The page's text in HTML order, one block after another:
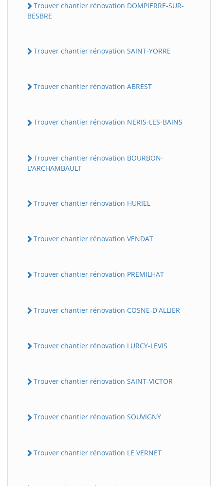
Trouver chantier rénovation DOMPIERRE-SUR-
BESBRE
Trouver chantier rénovation SAINT-YORRE
Trouver chantier rénovation ABREST
Trouver chantier rénovation NERIS-LES-BAINS
Trouver chantier rénovation BOURBON-
L'ARCHAMBAULT
Trouver chantier rénovation HURIEL
Trouver chantier rénovation VENDAT
Trouver chantier rénovation PREMILHAT
Trouver chantier rénovation COSNE-D'ALLIER
Trouver chantier rénovation LURCY-LEVIS
Trouver chantier rénovation SAINT-VICTOR
Trouver chantier rénovation SOUVIGNY
Trouver chantier rénovation LE VERNET